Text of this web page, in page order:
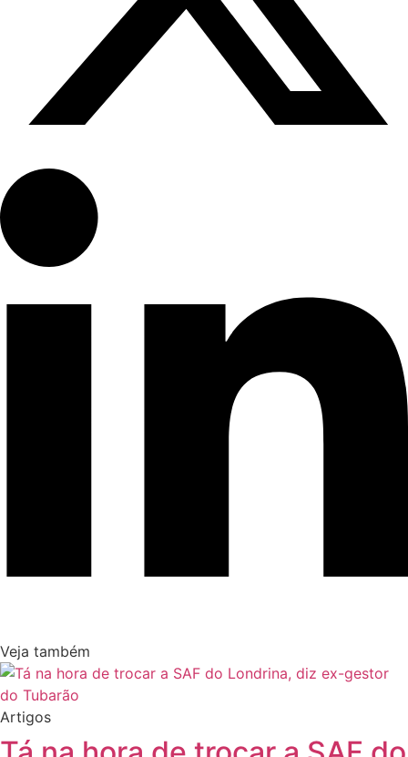
Veja também
Artigos